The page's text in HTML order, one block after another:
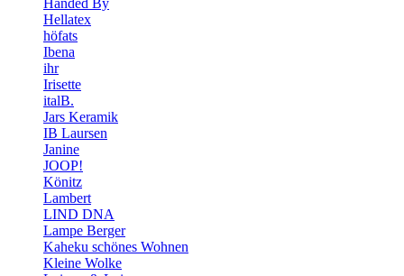
Handed By
Hellatex
höfats
Ibena
ihr
Irisette
italB.
Jars Keramik
IB Laursen
Janine
JOOP!
Könitz
Lambert
LIND DNA
Lampe Berger
Kaheku schönes Wohnen
Kleine Wolke